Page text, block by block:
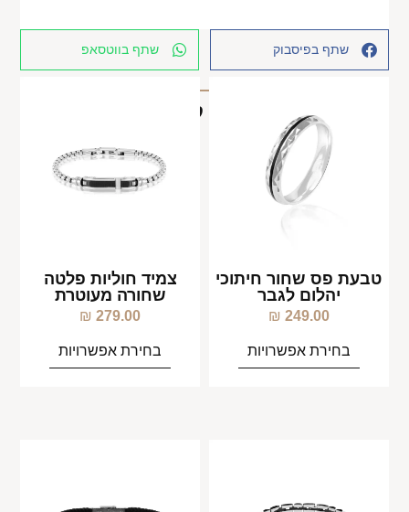
שתף בפיסבוק שתף בווטסאפ
מוצרים קשורים
טבעת פס שחור חיתוכי
יהלום לגבר
249.00
₪
בחירת אפשרויות
צמיד חוליות פלטה
שחורה מעוטרת
279.00
₪
בחירת אפשרויות